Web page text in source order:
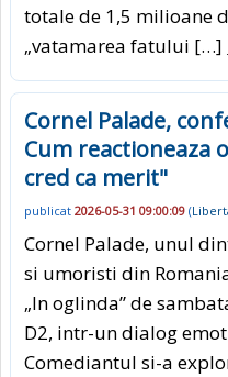
totale de 1,5 milioane
„vatamarea fatului […]
Cornel Palade,
Cum reactioneaza
cred ca merit"
publicat 2026-05-31 09:00:09 (
Cornel Palade, unul
si umoristi din
„In oglinda” de
D2, intr-un dialog
Comediantul si-a